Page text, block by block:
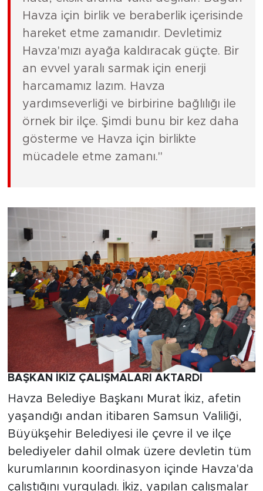
Havza için birlik ve beraberlik içerisinde
hareket etme zamanıdır. Devletimiz
Havza'mızı ayağa kaldıracak güçte. Bir
an evvel yaralı sarmak için enerji
harcamamız lazım. Havza
yardımseverliği ve birbirine bağlılığı ile
örnek bir ilçe. Şimdi bunu bir kez daha
gösterme ve Havza için birlikte
mücadele etme zamanı."
BAŞKAN İKİZ ÇALIŞMALARI AKTARDI
Havza Belediye Başkanı Murat İkiz, afetin
yaşandığı andan itibaren Samsun Valiliği,
Büyükşehir Belediyesi ile çevre il ve ilçe
belediyeler dahil olmak üzere devletin tüm
kurumlarının koordinasyon içinde Havza'da
çalıştığını vurguladı. İkiz, yapılan çalışmalar